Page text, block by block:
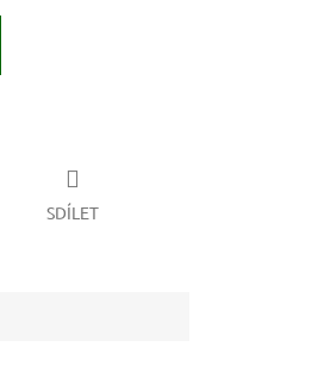
SDÍLET